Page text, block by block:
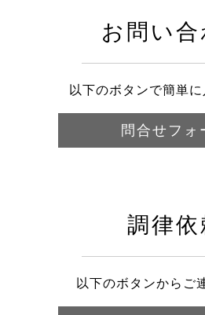
お問い合
以下のボタンで簡単
問合せフォ
調律依
以下のボタンからご